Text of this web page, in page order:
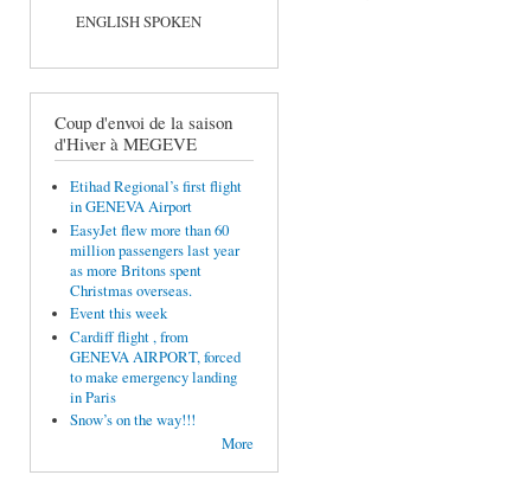
ENGLISH SPOKEN
Coup d'envoi de la saison
d'Hiver à MEGEVE
Etihad Regional’s first flight
in GENEVA Airport
EasyJet flew more than 60
million passengers last year
as more Britons spent
Christmas overseas.
Event this week
Cardiff flight , from
GENEVA AIRPORT, forced
to make emergency landing
in Paris
Snow’s on the way!!!
More